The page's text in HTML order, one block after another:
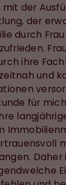
mit der
der
durch
ihre
und
für
Daher